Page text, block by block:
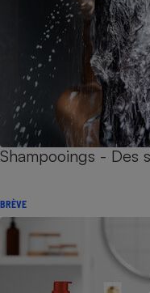
Shampooings - Des
BRÈVE